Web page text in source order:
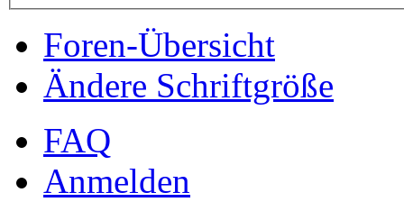
Foren-Übersicht
Ändere Schriftgröße
FAQ
Anmelden